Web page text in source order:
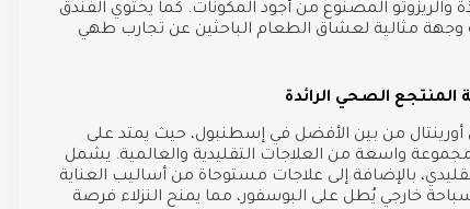
والريزوتو المصنوع من أجود المكونات. كما يحتوي الفندق
مثالية لعشاق الطعام الباحثين عن تجارب طهي
المنتجع الصحي الرائدة
أورينتال من بين الأفضل في إسطنبول، حيث يمتد على
ويقدم مجموعة واسعة من العلاجات التقليدية والعالمية. يشمل
بالإضافة إلى علاجات مستوحاة من أساليب العناية
خارجي يُطل على البوسفور، مما يمنح النزلاء فرصة